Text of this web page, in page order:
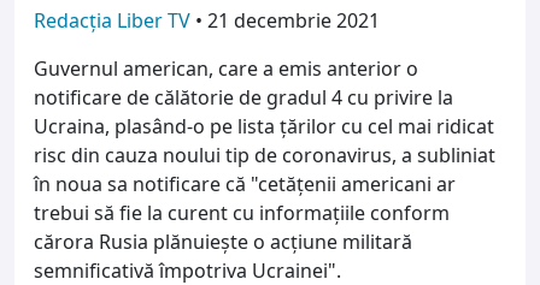
Redacția Liber TV • 21 decembrie 2021
Guvernul american, care a emis anterior o
notificare de călătorie de gradul 4 cu privire la
Ucraina, plasând-o pe lista ţărilor cu cel mai ridicat
risc din cauza noului tip de coronavirus, a subliniat
în noua sa notificare că "cetăţenii americani ar
trebui să fie la curent cu informaţiile conform
cărora Rusia plănuieşte o acţiune militară
semnificativă împotriva Ucrainei".